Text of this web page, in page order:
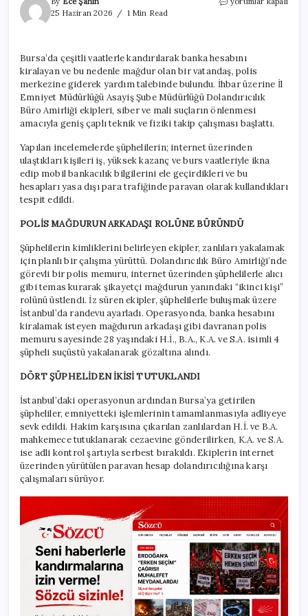
25 Haziran 2026
1 Min Read
Polis
mağdurun
arkadaşı
kılığına
için
Bursa’da çeşitli vaatlerle kandırılarak banka hesabını
kiralayan ve bu nedenle mağdur olan bir vatandaş, polis
merkezine giderek yardım talebinde bulundu. İhbar üzerine İl
Emniyet Müdürlüğü Asayiş Şube Müdürlüğü Dolandırıcılık
Büro Amirliği ekipleri, siber ve mali suçların önlenmesi
amacıyla geniş çaplı teknik ve fiziki takip çalışması başlattı.
Yapılan incelemelerde şüphelilerin; internet üzerinden
ulaştıkları kişileri iş, yüksek kazanç ve burs vaatleriyle ikna
edip mobil bankacılık bilgilerini ele geçirdikleri ve bu
hesapları yasa dışı para trafiğinde paravan olarak kullandıkları
tespit edildi.
POLİS MAĞDURUN ARKADAŞI ROLÜNE BÜRÜNDÜ
Şüphelilerin kimliklerini belirleyen ekipler, zanlıları yakalamak
için planlı bir çalışma yürüttü. Dolandırıcılık Büro Amirliği’nde
görevli bir polis memuru, internet üzerinden şüphelilerle alıcı
gibi temas kurarak şikayetçi mağdurun yanındaki “ikinci kişi”
rolünü üstlendi. İz süren ekipler, şüphelilerle buluşmak üzere
İstanbul’da randevu ayarladı. Operasyonda, banka hesabını
kiralamak isteyen mağdurun arkadaşı gibi davranan polis
memuru sayesinde 28 yaşındaki H.İ., B.A., K.A. ve S.A. isimli 4
şüpheli suçüstü yakalanarak gözaltına alındı.
DÖRT ŞÜPHELİDEN İKİSİ TUTUKLANDI
İstanbul’daki operasyonun ardından Bursa’ya getirilen
şüpheliler, emniyetteki işlemlerinin tamamlanmasıyla adliyeye
sevk edildi. Hakim karşısına çıkarılan zanlılardan H.İ. ve B.A.
mahkemece tutuklanarak cezaevine gönderilirken, K.A. ve S.A.
ise adli kontrol şartıyla serbest bırakıldı. Ekiplerin internet
üzerinden yürütülen paravan hesap dolandırıcılığına karşı
çalışmaları sürüyor.